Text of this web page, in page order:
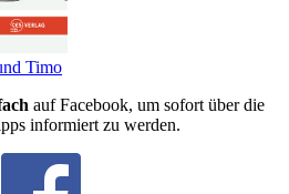
Timo
auf Facebook, um sofort über die
informiert zu werden.